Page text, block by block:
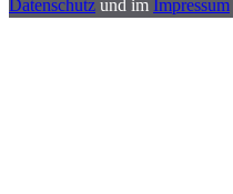
Datenschutz und im Impressum